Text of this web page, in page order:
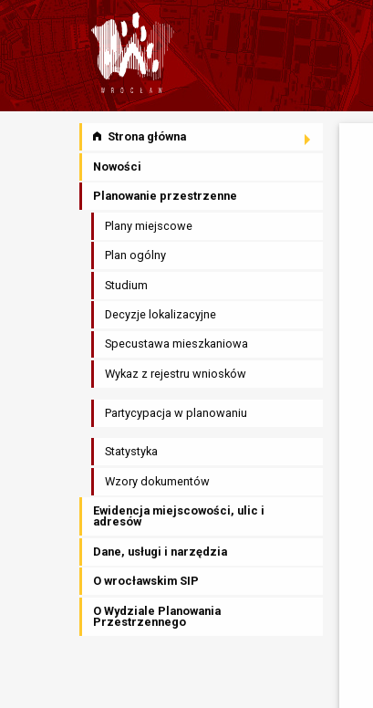
Strona główna
Nowości
Planowanie przestrzenne
Plany miejscowe
Plan ogólny
Studium
Decyzje lokalizacyjne
Specustawa mieszkaniowa
Wykaz z rejestru wniosków
Partycypacja w planowaniu
Statystyka
Wzory dokumentów
Ewidencja miejscowości, ulic i
adresów
Dane, usługi i narzędzia
O wrocławskim SIP
O Wydziale Planowania
Przestrzennego